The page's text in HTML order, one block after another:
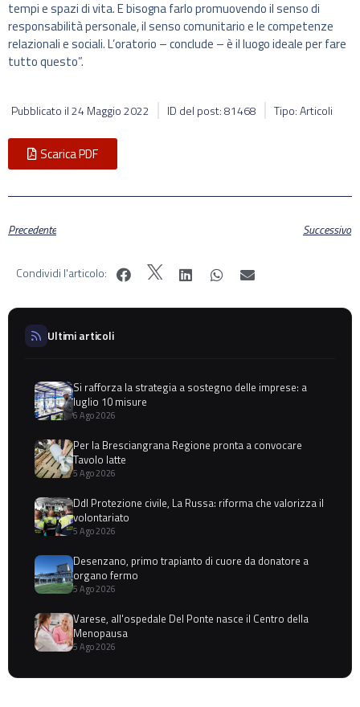
tempi e spazi di vita. E bisogna farlo promuovendo il senso di
responsabilità personale, il senso comunitario e le competenze
relazionali e sociali. L’oratorio – conclude – è il luogo ideale per fare
tutto questo”.
Pubblicato il24 Maggio 2022 ID del post: 81468 Tipo: Articoli
Scarica PDF
Precedente Successivo
Condividi l'articolo:
Ultimi articoli
Si rafforza la strategia a sostegno delle imprese: a
luglio 10 misure
6 Ago 2026
Per la Bresciangrana Regione pronta a convocare
Tavolo latte
5 Ago 2026
Ddl Protezione civile, La Russa: riforma che valorizza il
volontariato
5 Ago 2026
Desenzano, primo trapianto di cuore da donatore a
organo fermo
5 Ago 2026
Varese, all'ospedale Del Ponte nasce il Centro della
Menopausa
5 Ago 2026